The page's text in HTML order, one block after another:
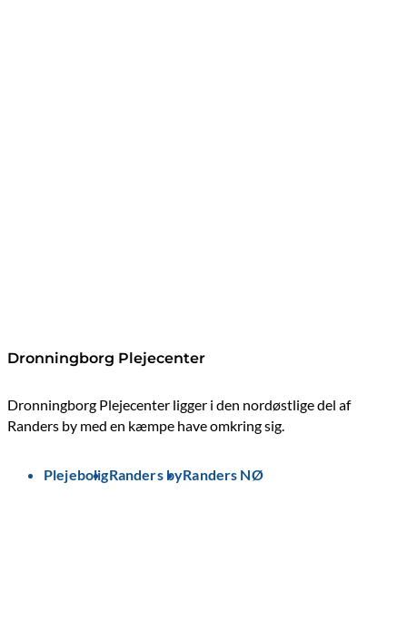
Dronningborg Plejecenter
Dronningborg Plejecenter ligger i den nordøstlige del af
Randers by med en kæmpe have omkring sig.
PlejeboligRanders byRanders NØ